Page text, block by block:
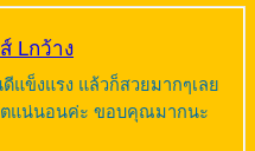
Lกว้าง
แข็งแรง แล้วก็สวยมากๆเลย
ตแน่นอนค่ะ ขอบคุณมากนะ